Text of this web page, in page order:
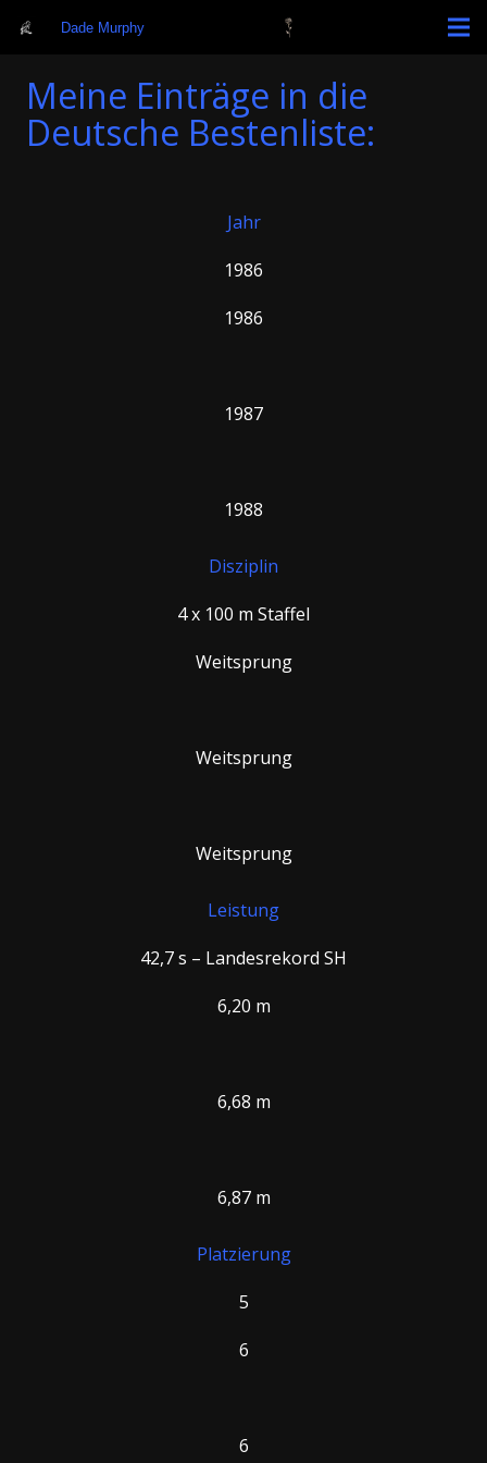
Dade Murphy
Meine Einträge in die
Deutsche Bestenliste:
Jahr
1986
1986
1987
1988
Disziplin
4 x 100 m Staffel
Weitsprung
Weitsprung
Weitsprung
Leistung
42,7 s – Landesrekord SH
6,20 m
6,68 m
6,87 m
Platzierung
5
6
6